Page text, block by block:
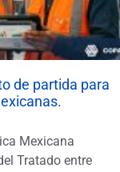
de partida para
Mexicana
Tratado entre